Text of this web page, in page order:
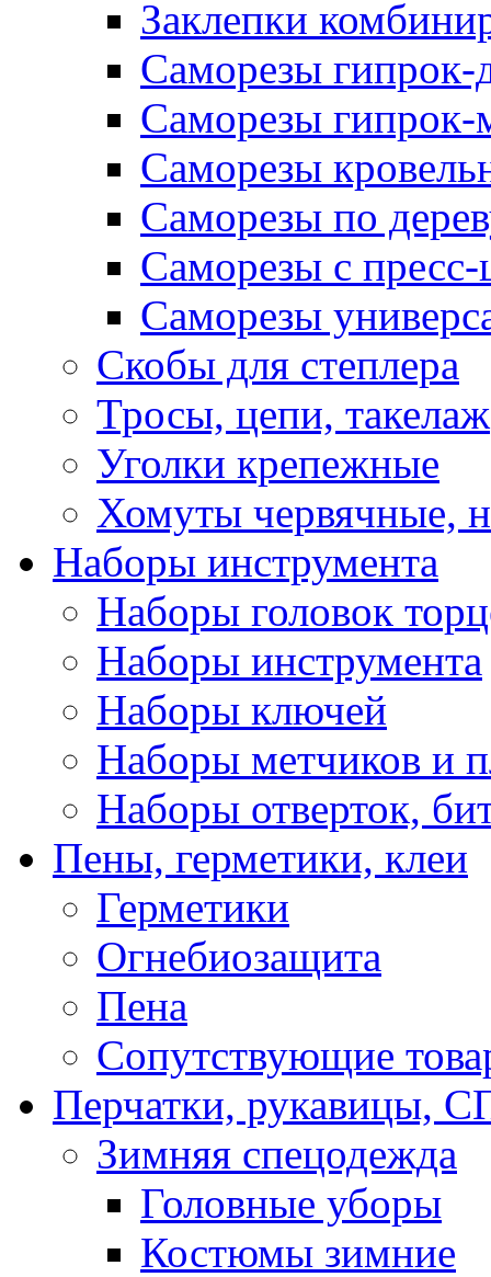
Заклепки
Саморезы гипрок-
Саморезы гипрок-
Саморезы
Саморезы по
Саморезы с
Саморезы
Скобы для степлера
Тросы, цепи, такелаж
Уголки крепежные
Хомуты червячные,
Наборы инструмента
Наборы головок
Наборы инструмента
Наборы ключей
Наборы метчиков и
Наборы отверток,
Пены, герметики, клеи
Герметики
Огнебиозащита
Пена
Сопутствующие
Перчатки,
Зимняя спецодежда
Головные уборы
Костюмы зимние